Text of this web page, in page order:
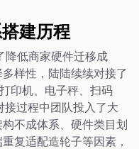
建历程
降低商家硬件迁移成
样性，陆陆续续对接了
印机、电子秤、扫码
过程中团队投入了大
不成体系、硬件类目划
复适配造轮子等因素，